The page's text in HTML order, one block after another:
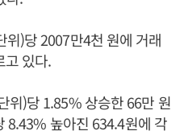
위)당 2007만4천 원에 거래
고 있다.
위)당 1.85% 상승한 66만 원
8.43% 높아진 634.4원에 각